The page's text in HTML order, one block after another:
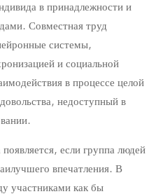
в принадлежности и
Совместная труд
системы,
и социальной
в процессе целой
недоступный в
если группа людей
впечатления. В
участниками как бы